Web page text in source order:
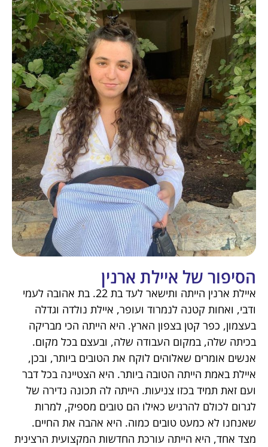
הסיפור של איילת ארנין
איילת ארנין הייתה ותישאר לעד בת 22. בת אהובה לעמי
ודבי, ואחות קטנה לנמרוד ועופר, איילת נולדה וגדלה
בעצמון, כפר קטן בצפון הארץ. היא הייתה הכי מבריקה
בכיתה שלה, במקום העבודה שלה, ובעצם בכל מקום.
אנשים אומרים שאלוהים לוקח את הטובים ביותר, ובכן,
איילת באמת הייתה הטובה ביותר. היא הצטיינה בכל דבר
ועם זאת תמיד בכזו צניעות. הייתה לה תכונה נדירה של
לגרום לכולם להרגיש כאילו הם טובים מספיק, למרות
שאנחנו לא כמעט טובים כמוה. היא אהבה את החיים.
מצד אחד, היא הייתה עורכת החדשות המקצועית הרצינית